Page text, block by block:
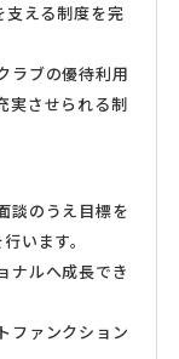
支える制度を完
ラブの優待利用
実させられる制
談のうえ目標を
います。
ナルへ成長でき
ファンクション